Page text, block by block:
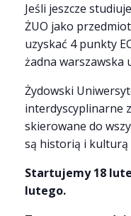
Jeśli jeszcze
ŻUO jako
uzyskać 4 punkty
żadna warszawska
Żydowski
interdyscyplinarne
skierowane do
są historią i kulturą
Startujemy 18
lutego.